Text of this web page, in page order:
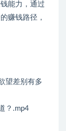
能力，通过
赚钱路径，
望差别有多
？.mp4